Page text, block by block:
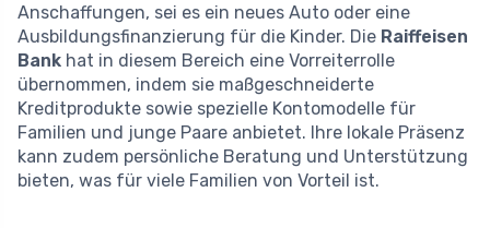
Anschaffungen, sei es ein neues Auto oder eine
Ausbildungsfinanzierung für die Kinder. Die Raiffeisen
Bank hat in diesem Bereich eine Vorreiterrolle
übernommen, indem sie maßgeschneiderte
Kreditprodukte sowie spezielle Kontomodelle für
Familien und junge Paare anbietet. Ihre lokale Präsenz
kann zudem persönliche Beratung und Unterstützung
bieten, was für viele Familien von Vorteil ist.